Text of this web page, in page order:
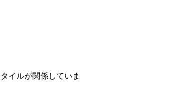
イルが関係していま